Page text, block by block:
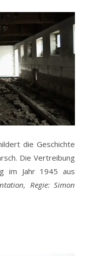
die Geschichte
Die Vertreibung
im Jahr 1945 aus
Regie: Simon